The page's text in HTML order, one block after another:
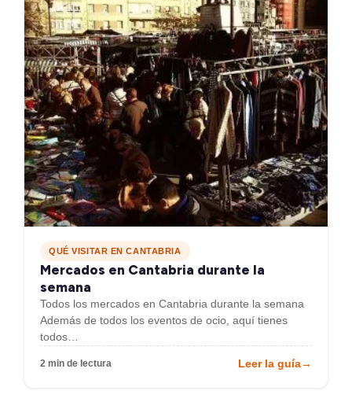
QUÉ VISITAR EN CANTABRIA
Mercados en Cantabria durante la
semana
Todos los mercados en Cantabria durante la semana
Además de todos los eventos de ocio, aquí tienes
todos…
2 min de lectura Leer la guía→